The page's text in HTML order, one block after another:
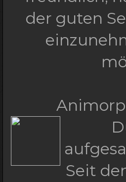
der guten
Seit